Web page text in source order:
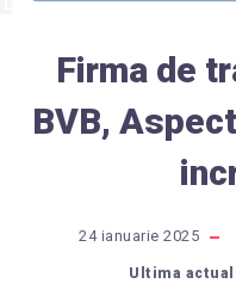
Firma de
BVB,
24 ianuarie 2025
Ultima